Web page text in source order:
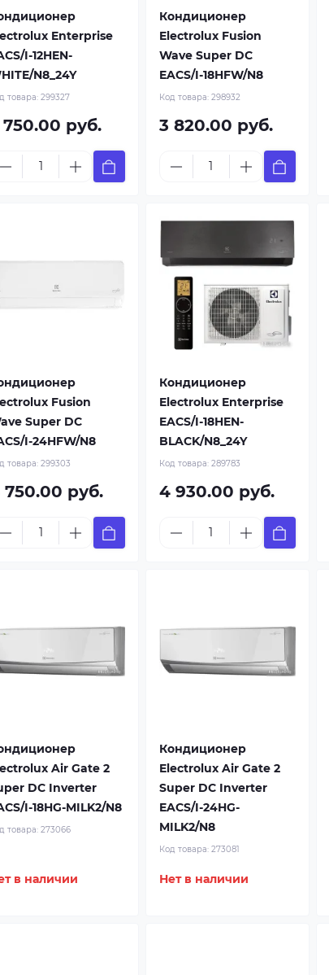
Enterprise
I-12HEN-
N8_24Y
товара: 299327
750.00 руб.
Кондиционер
Electrolux Fusion
Wave Super DC
EACS/I-18HFW/N8
Код товара: 298932
3 820.00 руб.
Fusion
Super DC
I-24HFW/N8
товара: 299303
750.00 руб.
Кондиционер
Electrolux Enterprise
EACS/I-18HEN-
BLACK/N8_24Y
Код товара: 289783
4 930.00 руб.
Air Gate 2
DC Inverter
I-18HG-MILK2/N8
товара: 273066
в наличии
Кондиционер
Electrolux Air Gate 2
Super DC Inverter
EACS/I-24HG-
MILK2/N8
Код товара: 273081
Нет в наличии